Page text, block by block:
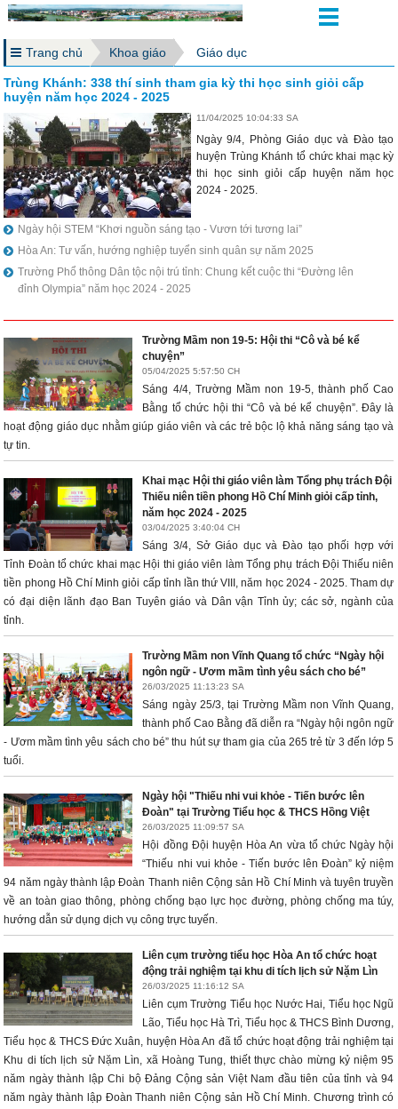
Trang chủ Khoa giáo Giáo dục
Trùng Khánh: 338 thí sinh tham gia kỳ thi học sinh giỏi cấp
huyện năm học 2024 - 2025
11/04/2025 10:04:33 SA
Ngày 9/4, Phòng Giáo dục và Đào tạo
huyện Trùng Khánh tổ chức khai mạc kỳ
thi học sinh giỏi cấp huyện năm học
2024 - 2025.
Ngày hội STEM “Khơi nguồn sáng tạo - Vươn tới tương lai”
Hòa An: Tư vấn, hướng nghiệp tuyển sinh quân sự năm 2025
Trường Phổ thông Dân tộc nội trú tỉnh: Chung kết cuộc thi “Đường lên
đỉnh Olympia” năm học 2024 - 2025
Trường Mầm non 19-5: Hội thi “Cô và bé kể
chuyện”
05/04/2025 5:57:50 CH
Sáng 4/4, Trường Mầm non 19-5, thành phố Cao
Bằng tổ chức hội thi “Cô và bé kể chuyện”. Đây là
hoạt động giáo dục nhằm giúp giáo viên và các trẻ bộc lộ khả năng sáng tạo và
tự tin.
Khai mạc Hội thi giáo viên làm Tổng phụ trách Đội
Thiếu niên tiền phong Hồ Chí Minh giỏi cấp tỉnh,
năm học 2024 - 2025
03/04/2025 3:40:04 CH
Sáng 3/4, Sở Giáo dục và Đào tạo phối hợp với
Tỉnh Đoàn tổ chức khai mạc Hội thi giáo viên làm Tổng phụ trách Đội Thiếu niên
tiền phong Hồ Chí Minh giỏi cấp tỉnh lần thứ VIII, năm học 2024 - 2025. Tham dự
có đại diện lãnh đạo Ban Tuyên giáo và Dân vận Tỉnh ủy; các sở, ngành của
tỉnh.
Trường Mầm non Vĩnh Quang tổ chức “Ngày hội
ngôn ngữ - Ươm mầm tình yêu sách cho bé”
26/03/2025 11:13:23 SA
Sáng ngày 25/3, tại Trường Mầm non Vĩnh Quang,
thành phố Cao Bằng đã diễn ra “Ngày hội ngôn ngữ
- Ươm mầm tình yêu sách cho bé” thu hút sự tham gia của 265 trẻ từ 3 đến lớp 5
tuổi.
Ngày hội "Thiếu nhi vui khỏe - Tiến bước lên
Đoàn" tại Trường Tiểu học & THCS Hồng Việt
26/03/2025 11:09:57 SA
Hội đồng Đội huyện Hòa An vừa tổ chức Ngày hội
“Thiếu nhi vui khỏe - Tiến bước lên Đoàn” kỷ niệm
94 năm ngày thành lập Đoàn Thanh niên Cộng sản Hồ Chí Minh và tuyên truyền
về an toàn giao thông, phòng chống bạo lực học đường, phòng chống ma túy,
hướng dẫn sử dụng dịch vụ công trực tuyến.
Liên cụm trường tiểu học Hòa An tổ chức hoạt
động trải nghiệm tại khu di tích lịch sử Nặm Lìn
26/03/2025 11:16:12 SA
Liên cụm Trường Tiểu học Nước Hai, Tiểu học Ngũ
Lão, Tiểu học Hà Trì, Tiểu học & THCS Bình Dương,
Tiểu học & THCS Đức Xuân, huyện Hòa An đã tổ chức hoạt động trải nghiệm tại
Khu di tích lịch sử Nặm Lìn, xã Hoàng Tung, thiết thực chào mừng kỷ niệm 95
năm ngày thành lập Chi bộ Đảng Cộng sản Việt Nam đầu tiên của tỉnh và 94
năm ngày thành lập Đoàn Thanh niên Cộng sản Hồ Chí Minh. Chương trình có